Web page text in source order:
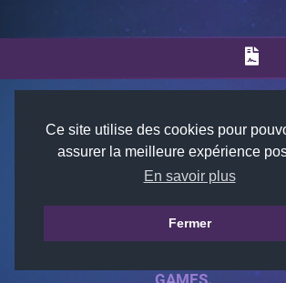
Ce site utilise des cookies pour
assurer la meilleure expérience
En savoir plus
Fermer
© 2018-2026
SITE WEB
TOUTES LES